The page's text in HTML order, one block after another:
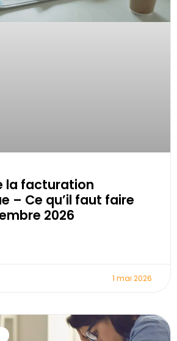
la facturation
– Ce qu’il faut faire
2026
1 mai 2026